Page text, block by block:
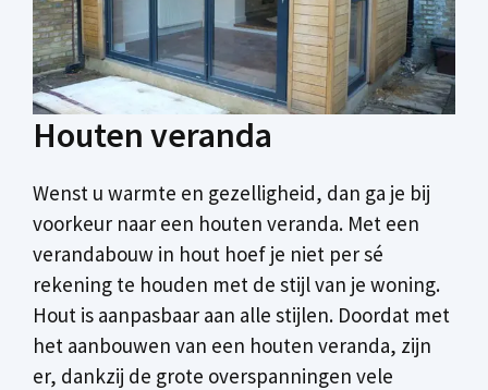
Houten veranda
Wenst u warmte en gezelligheid, dan ga je bij
voorkeur naar een houten veranda. Met een
verandabouw in hout hoef je niet per sé
rekening te houden met de stijl van je woning.
Hout is aanpasbaar aan alle stijlen. Doordat met
het aanbouwen van een houten veranda, zijn
er, dankzij de grote overspanningen vele